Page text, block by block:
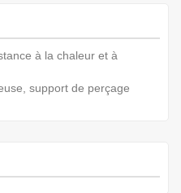
à la chaleur et à
support de perçage